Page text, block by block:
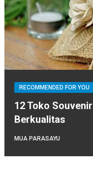
RECOMMENDED FOR YOU
12 Toko
Berkualitas
MUA PARASAYU